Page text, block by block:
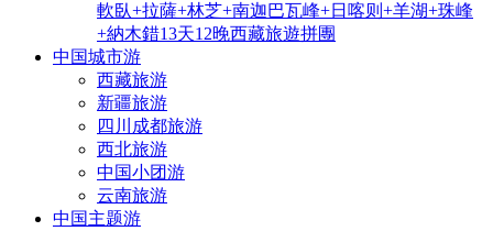
軟臥+拉薩+林芝+南迦巴瓦峰+日喀则+羊湖+珠峰
+納木錯13天12晚西藏旅遊拼團
中国城市游
西藏旅游
新疆旅游
四川成都旅游
西北旅游
中国小团游
云南旅游
中国主题游